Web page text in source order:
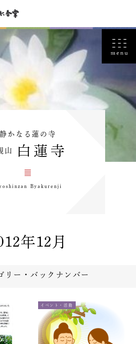
静かなる蓮の寺
山 白蓮寺
Byakurenji
年12月
イベント・活動
リー・バックナンバー